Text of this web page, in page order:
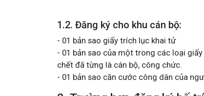
1.2. Đăng ký cho khu cán bộ:
- 01 bản sao giấy trích lục khai tử
- 01 bản sao của một trong các loại
chết đã từng là cán bộ, công chức.
- 01 bản sao căn cước công dân của